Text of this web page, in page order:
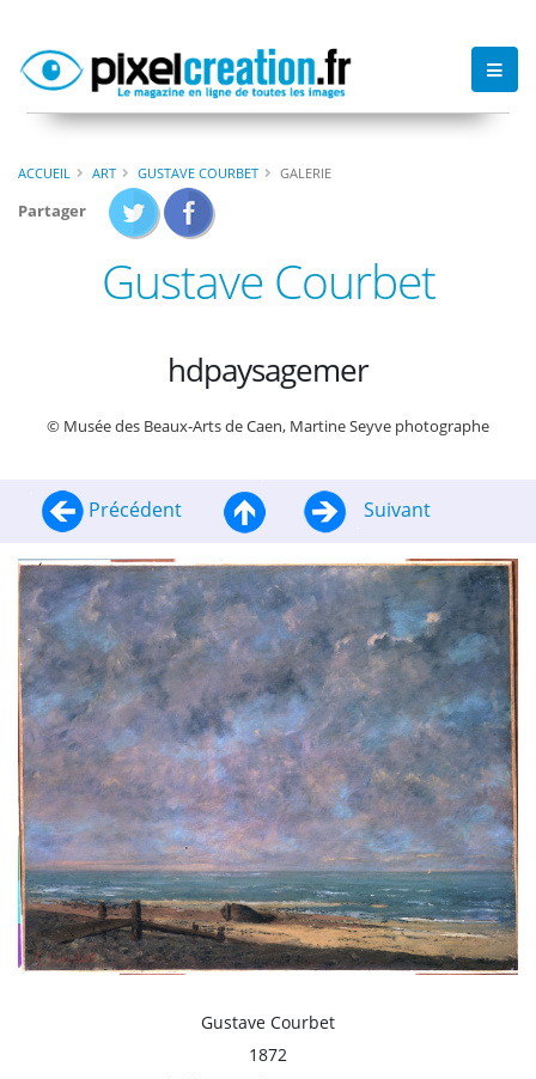
ACCUEIL ART GUSTAVE COURBET GALERIE
Partager
Gustave Courbet
hdpaysagemer
© Musée des Beaux-Arts de Caen, Martine Seyve photographe
Précédent Suivant
Gustave Courbet
1872